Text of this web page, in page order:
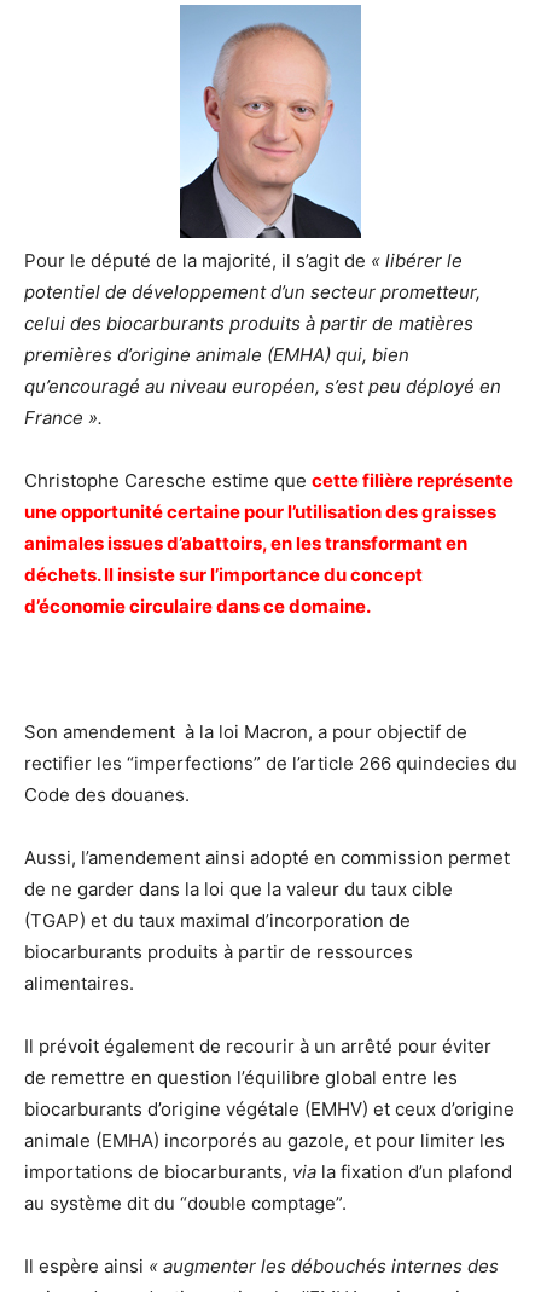
Pour le député de la majorité, il s’agit de « libérer le
potentiel de développement d’un secteur prometteur,
celui des biocarburants produits à partir de matières
premières d’origine animale (EMHA) qui, bien
qu’encouragé au niveau européen, s’est peu déployé en
France ».
Christophe Caresche estime que cette filière représente
une opportunité certaine pour l’utilisation des graisses
animales issues d’abattoirs, en les transformant en
déchets. Il insiste sur l’importance du concept
d’économie circulaire dans ce domaine.
Son amendement à la loi Macron, a pour objectif de
rectifier les “imperfections” de l’article 266 quindecies du
Code des douanes.
Aussi, l’amendement ainsi adopté en commission permet
de ne garder dans la loi que la valeur du taux cible
(TGAP) et du taux maximal d’incorporation de
biocarburants produits à partir de ressources
alimentaires.
Il prévoit également de recourir à un arrêté pour éviter
de remettre en question l’équilibre global entre les
biocarburants d’origine végétale (EMHV) et ceux d’origine
animale (EMHA) incorporés au gazole, et pour limiter les
importations de biocarburants, via la fixation d’un plafond
au système dit du “double comptage”.
Il espère ainsi « augmenter les débouchés internes des